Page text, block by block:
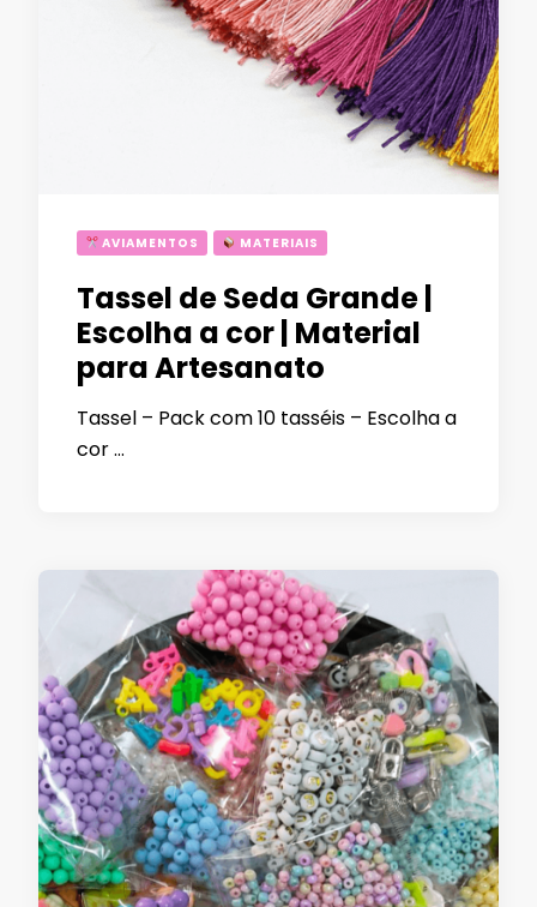
AVIAMENTOS MATERIAIS
Tassel de Seda Grande |
Escolha a cor | Material
para Artesanato
Tassel – Pack com 10 tasséis – Escolha a
cor …